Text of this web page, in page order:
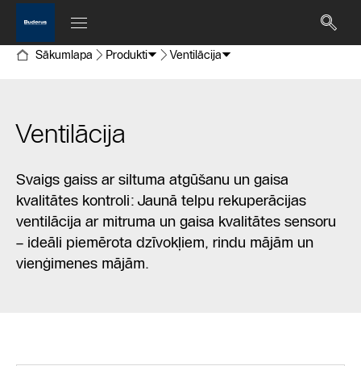
Sākumlapa Produkti Ventilācija
Ventilācija
Svaigs gaiss ar siltuma atgūšanu un gaisa
kvalitātes kontroli: Jaunā telpu rekuperācijas
ventilācija ar mitruma un gaisa kvalitātes sensoru
– ideāli piemērota dzīvokļiem, rindu mājām un
vienģimenes mājām.